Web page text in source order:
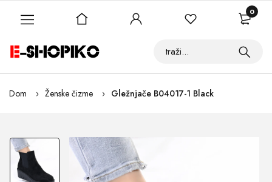
Dom Ženske čizme Gležnjače B04017-1 Black
0